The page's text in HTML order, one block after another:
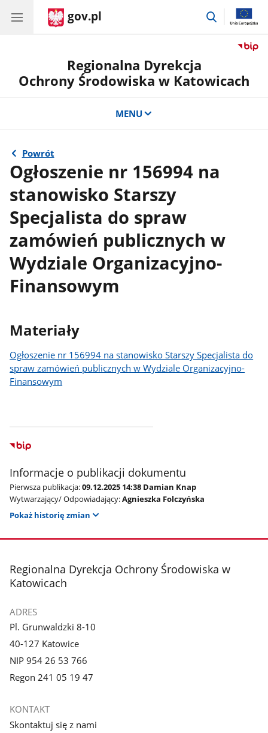
gov.pl
przejdź
Regionalna Dyrekcja
Ochrony Środowiska w Katowicach
MENU
Powrót
Ogłoszenie nr 156994 na
stanowisko Starszy
Specjalista do spraw
zamówień publicznych w
Wydziale Organizacyjno-
Finansowym
Materiały
Ogłoszenie nr 156994 na stanowisko Starszy Specjalista do
spraw zamówień publicznych w Wydziale Organizacyjno-
Finansowym
Informacje o publikacji dokumentu
Pierwsza publikacja:09.12.2025 14:38 Damian Knap
Wytwarzający/ Odpowiadający:Agnieszka Folczyńska
Pokaż historię zmian
stopka
Regionalna Dyrekcja Ochrony Środowiska w
Katowicach
ADRES
Pl. Grunwaldzki 8-10
40-127 Katowice
NIP 954 26 53 766
Regon 241 05 19 47
KONTAKT
Skontaktuj się z nami